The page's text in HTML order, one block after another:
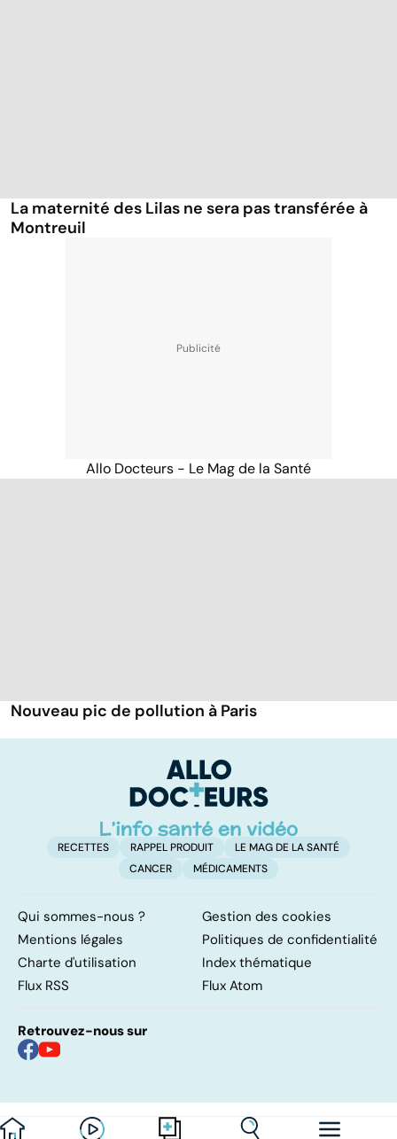
La maternité des Lilas ne sera pas transférée à
Montreuil
Allo Docteurs - Le Mag de la Santé
Nouveau pic de pollution à Paris
RECETTES RAPPEL PRODUIT
LE MAG DE LA SANTÉ
CANCER
MÉDICAMENTS
Qui sommes-nous ?
Gestion des cookies
Mentions légales
Politiques de confidentialité
Charte d'utilisation
Index thématique
Flux RSS
Flux Atom
Retrouvez-nous sur